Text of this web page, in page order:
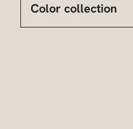
Color collection